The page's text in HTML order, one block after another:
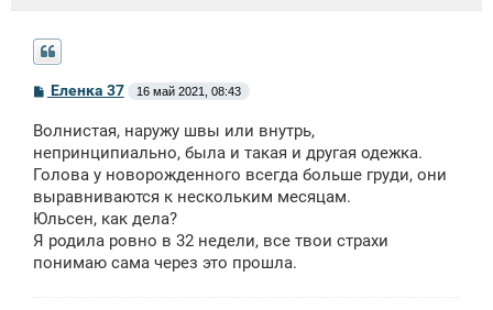
С
б
щ
н
и
е
Еленка 37 16 май 2021, 08:43
Волнистая, наружу швы или внутрь,
непринципиально, была и такая и другая одежка.
Голова у новорожденного всегда больше груди, они
выравниваются к нескольким месяцам.
Юльсен, как дела?
Я родила ровно в 32 недели, все твои страхи
понимаю сама через это прошла.